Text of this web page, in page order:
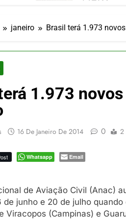
LATAM
Azul
Turismo na
Por Dentro
janeiro Brasil terá 1.973
1.973
16 De Janeiro De 2014 0 2
Whatsapp Email
de Aviação Civil (Anac)
junho e 20 de julho quando
Viracopos (Campinas) e